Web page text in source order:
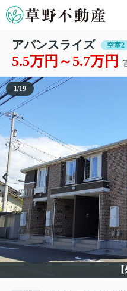
アバンスライズ 空室2
5.5万円～5.7万円
1/19